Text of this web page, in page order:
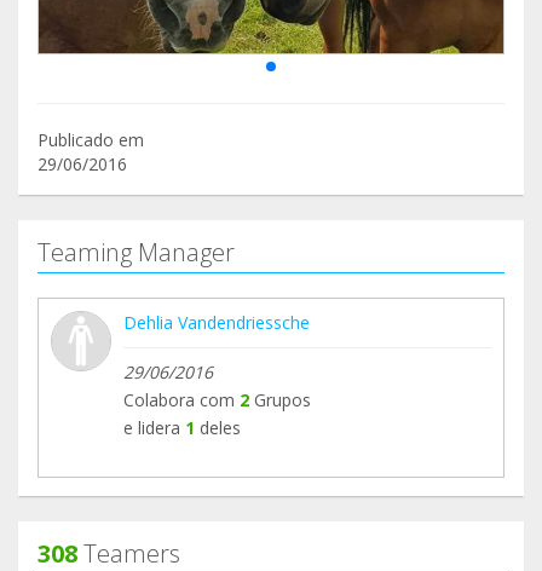
Publicado em
29/06/2016
Teaming Manager
Dehlia Vandendriessche
29/06/2016
Colabora com 2 Grupos
e lidera 1 deles
308Teamers